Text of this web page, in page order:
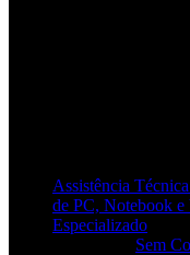
Assistência
de PC, Notebook
Especializado
Sem